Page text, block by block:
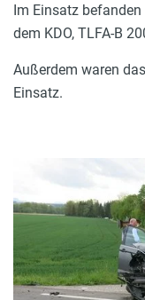
Im Einsatz
dem KDO, TLFA-B
Außerdem waren
Einsatz.